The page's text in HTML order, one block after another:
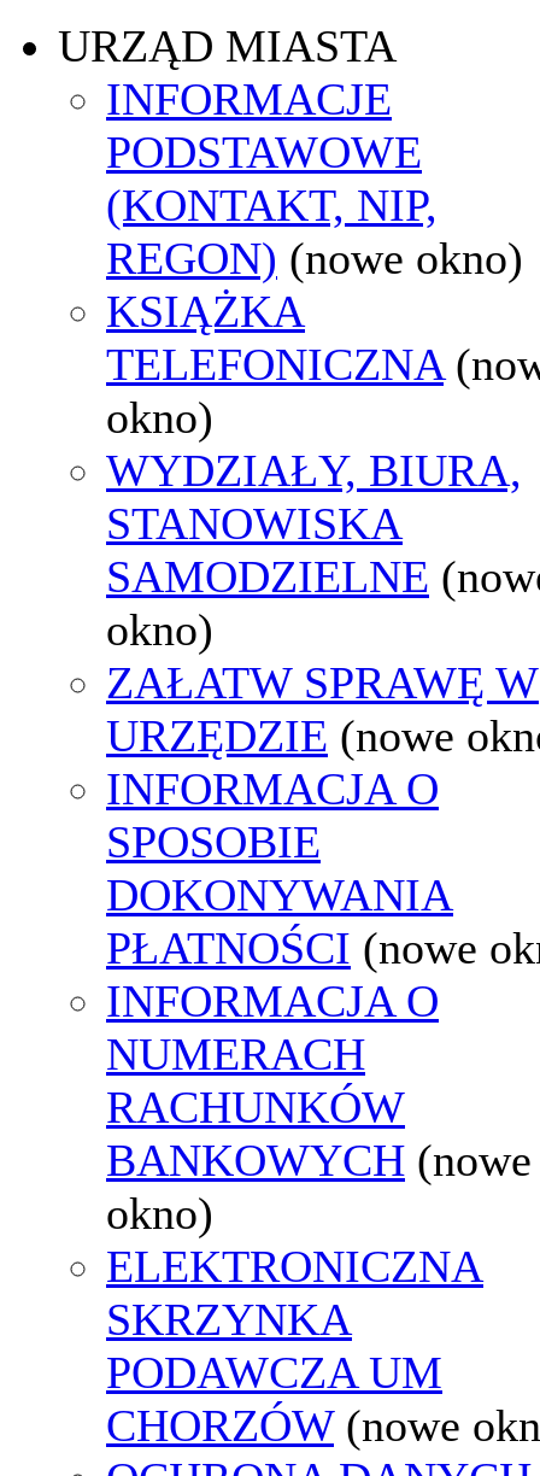
URZĄD MIASTA
INFORMACJE
PODSTAWOWE
(KONTAKT, NIP,
REGON) (nowe okno)
KSIĄŻKA
TELEFONICZNA
okno)
WYDZIAŁY, BIURA,
STANOWISKA
SAMODZIELNE
okno)
ZAŁATW SPRAWĘ W
URZĘDZIE (nowe
INFORMACJA O
SPOSOBIE
DOKONYWANIA
PŁATNOŚCI (nowe
INFORMACJA O
NUMERACH
RACHUNKÓW
BANKOWYCH (nowe
okno)
ELEKTRONICZNA
SKRZYNKA
PODAWCZA UM
CHORZÓW (nowe